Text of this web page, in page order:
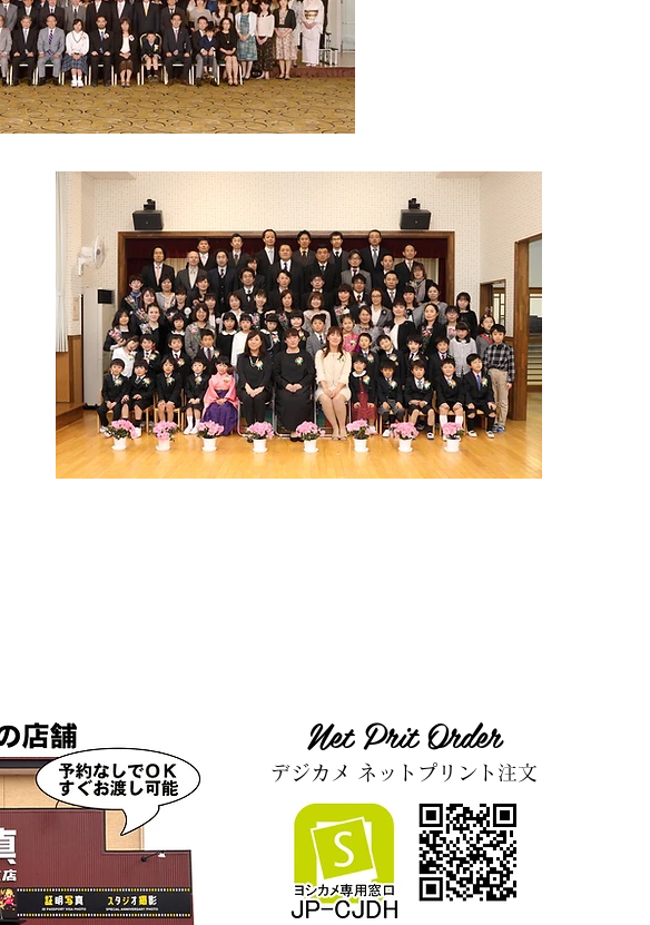
Net Prit Order
デジカメ ネットプリント注文